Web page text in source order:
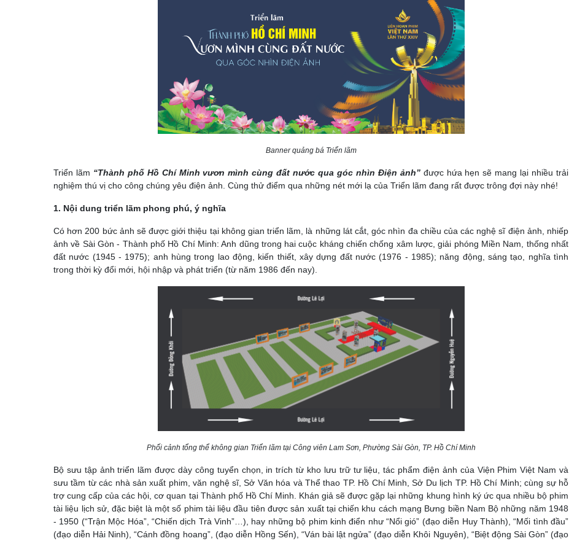
Banner quảng bá Triển lãm
Triển lãm “Thành phố Hồ Chí Minh vươn mình cùng đất nước qua góc nhìn Điện ảnh”được hứa hẹn sẽ mang lại nhiều trải
nghiệm thú vị cho công chúng yêu điện ảnh. Cùng thử điểm qua những nét mới lạ của Triển lãm đang rất được trông đợi này nhé!
1. Nội dung triển lãm phong phú, ý nghĩa
Có hơn 200 bức ảnh sẽ được giới thiệu tại không gian triển lãm, là những lát cắt, góc nhìn đa chiều của các nghệ sĩ điện ảnh, nhiếp
ảnh về Sài Gòn - Thành phố Hồ Chí Minh: Anh dũng trong hai cuộc kháng chiến chống xâm lược, giải phóng Miền Nam, thống nhất
đất nước (1945 - 1975); anh hùng trong lao động, kiến thiết, xây dựng đất nước (1976 - 1985); năng động, sáng tạo, nghĩa tình
trong thời kỳ đổi mới, hội nhập và phát triển (từ năm 1986 đến nay).
Phối cảnh tổng thể không gian Triển lãm tại Công viên Lam Sơn, Phường Sài Gòn, TP. Hồ Chí Minh
Bộ sưu tập ảnh triển lãm được dày công tuyển chọn, in trích từ kho lưu trữ tư liệu, tác phẩm điện ảnh của Viện Phim Việt Nam và
sưu tầm từ các nhà sản xuất phim, văn nghệ sĩ, Sở Văn hóa và Thể thao TP. Hồ Chí Minh, Sở Du lịch TP. Hồ Chí Minh; cùng sự hỗ
trợ cung cấp của các hội, cơ quan tại Thành phố Hồ Chí Minh. Khán giả sẽ được gặp lại những khung hình ký ức qua nhiều bộ phim
tài liệu lịch sử, đặc biệt là một số phim tài liệu đầu tiên được sản xuất tại chiến khu cách mạng Bưng biền Nam Bộ những năm 1948
- 1950 (“Trận Mộc Hóa”, “Chiến dịch Trà Vinh”…), hay những bộ phim kinh điển như “Nổi gió” (đạo diễn Huy Thành), “Mối tình đầu”
(đạo diễn Hải Ninh), “Cánh đồng hoang”, (đạo diễn Hồng Sến), “Ván bài lật ngửa” (đạo diễn Khôi Nguyên), “Biệt động Sài Gòn” (đạo